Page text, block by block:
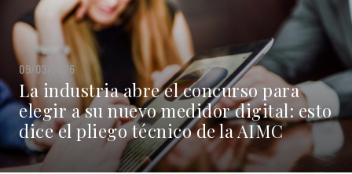
09/03/2026
La industria abre el concurso para
elegir a su nuevo medidor digital: esto
dice el pliego técnico de la AIMC